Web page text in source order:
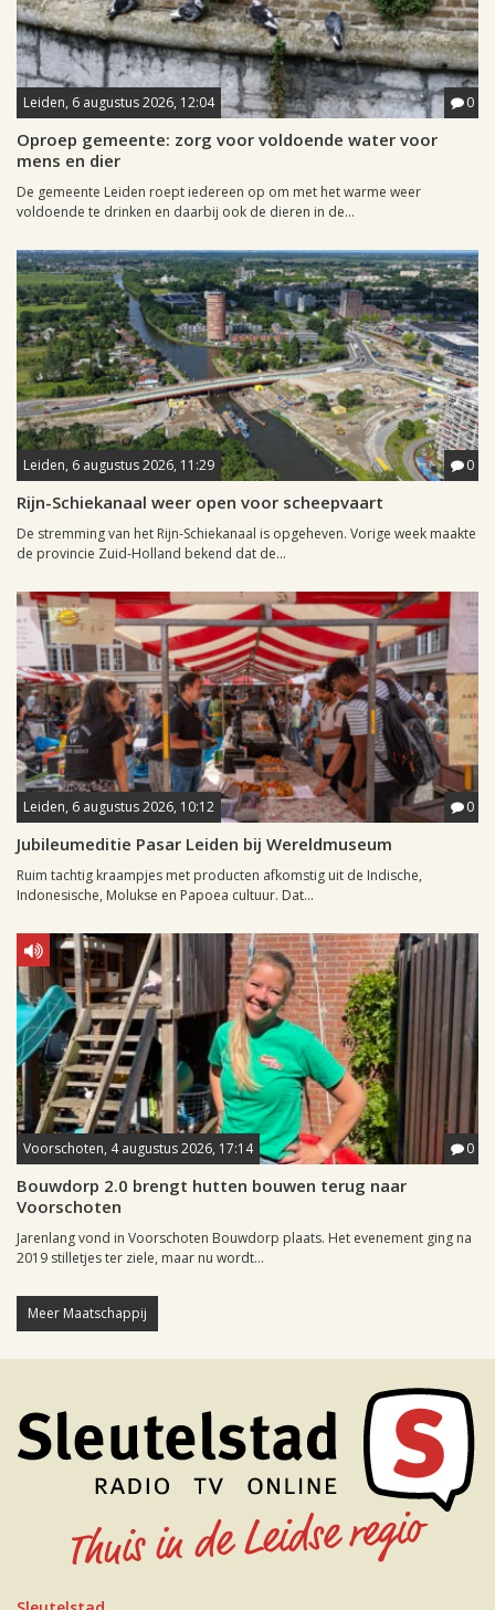
Leiden, 6 augustus 2026, 12:04 0
Oproep gemeente: zorg voor voldoende water voor
mens en dier
De gemeente Leiden roept iedereen op om met het warme weer
voldoende te drinken en daarbij ook de dieren in de...
Leiden, 6 augustus 2026, 11:29 0
Rijn-Schiekanaal weer open voor scheepvaart
De stremming van het Rijn-Schiekanaal is opgeheven. Vorige week maakte
de provincie Zuid-Holland bekend dat de...
Leiden, 6 augustus 2026, 10:12 0
Jubileumeditie Pasar Leiden bij Wereldmuseum
Ruim tachtig kraampjes met producten afkomstig uit de Indische,
Indonesische, Molukse en Papoea cultuur. Dat...
Voorschoten, 4 augustus 2026, 17:14 0
Bouwdorp 2.0 brengt hutten bouwen terug naar
Voorschoten
Jarenlang vond in Voorschoten Bouwdorp plaats. Het evenement ging na
2019 stilletjes ter ziele, maar nu wordt...
Meer Maatschappij